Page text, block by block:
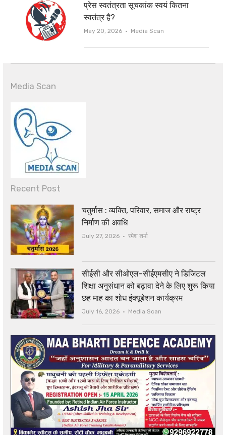
प्रेस स्वतंत्रता सूचकांक स्वयं कितना
स्वतंत्र है?
May 20, 2026 Author
Media Scan
Media Scan
Recent Post
चतुर्मास : व्यक्ति, परिवार, समाज और राष्ट्र
निर्माण की अवधि
July 27, 2026 Author
रमेश शर्मा
सीईसी और सीओएल-सीईएमसीए ने डिजिटल
शिक्षा अनुसंधान को बढ़ावा देने के लिए शुरू किया
छह माह का शोध इंक्यूबेशन कार्यक्रम
July 16, 2026 Author
Media Scan